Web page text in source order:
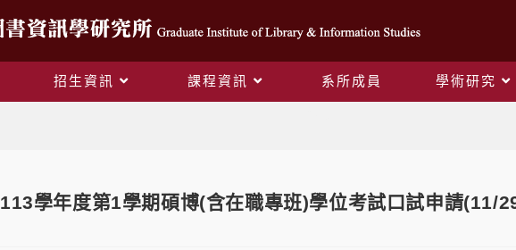
招生資訊 課程資訊 系所成員 學術研究
113學年度第1學期碩博(含在職專班)學位考試口試申請